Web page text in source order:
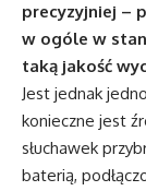
precyzyjniej –
w ogóle w
taką jakość
Jest jednak
konieczne jest
słuchawek
baterią,